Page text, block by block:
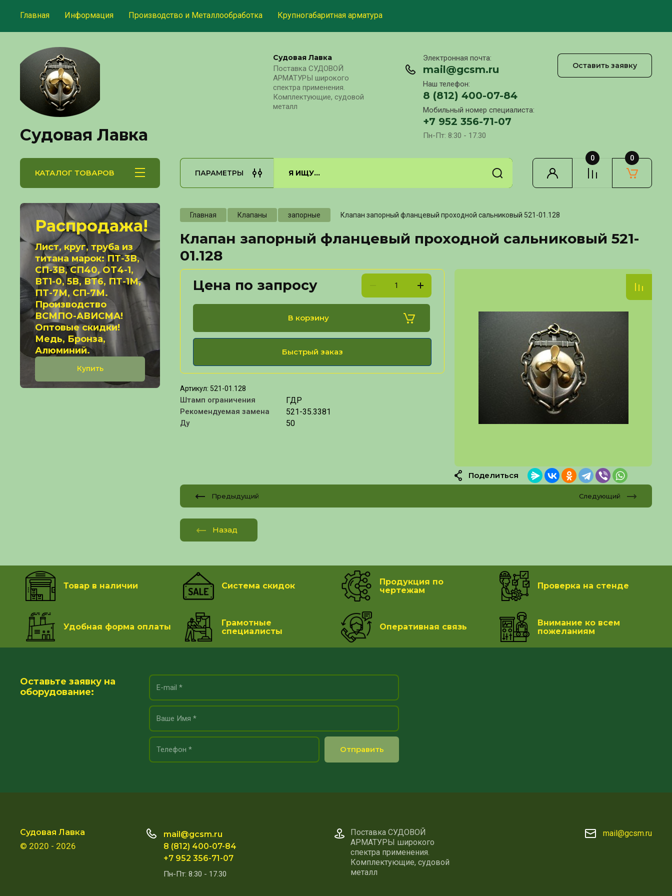
Главная Информация Производство и Металлообработка Крупногабаритная арматура
Судовая Лавка
Судовая Лавка
Поставка СУДОВОЙ
АРМАТУРЫ широкого
спектра применения.
Комплектующие, судовой
металл
Электронная почта:
mail@gcsm.ru
Наш телефон:
8 (812) 400-07-84
Мобильный номер специалиста:
+7 952 356-71-07
Пн-Пт: 8:30 - 17.30
Оставить заявку
КАТАЛОГ ТОВАРОВ ПАРАМЕТРЫ
0 0
Распродажа!
Лист, круг, труба из
титана марок: ПТ-3В,
СП-3В, СП40, ОТ4-1,
ВТ1-0, 5В, ВТ6, ПТ-1М,
ПТ-7М, СП-7М.
Производство
ВСМПО-АВИСМА!
Оптовые скидки!
Медь, Бронза,
Алюминий.
Купить
Главная Клапаны запорные Клапан запорный фланцевый проходной сальниковый 521-01.128
Клапан запорный фланцевый проходной сальниковый 521-
01.128
Цена по запросу
В корзину
Быстрый заказ
Артикул: 521-01.128
Штамп ограничения ГДР
Рекомендуемая замена 521-35.3381
Ду 50
Поделиться
Предыдущий Следующий
Назад
Товар в наличии Система скидок
Продукция по
чертежам
Проверка на стенде
Удобная форма оплаты
Грамотные
специалисты
Оперативная связь
Внимание ко всем
пожеланиям
Оставьте заявку на
оборудование:
Отправить
Судовая Лавка
© 2020 - 2026
mail@gcsm.ru
8 (812) 400-07-84
+7 952 356-71-07
Пн-Пт: 8:30 - 17.30
Поставка СУДОВОЙ
АРМАТУРЫ широкого
спектра применения.
Комплектующие, судовой
металл
mail@gcsm.ru